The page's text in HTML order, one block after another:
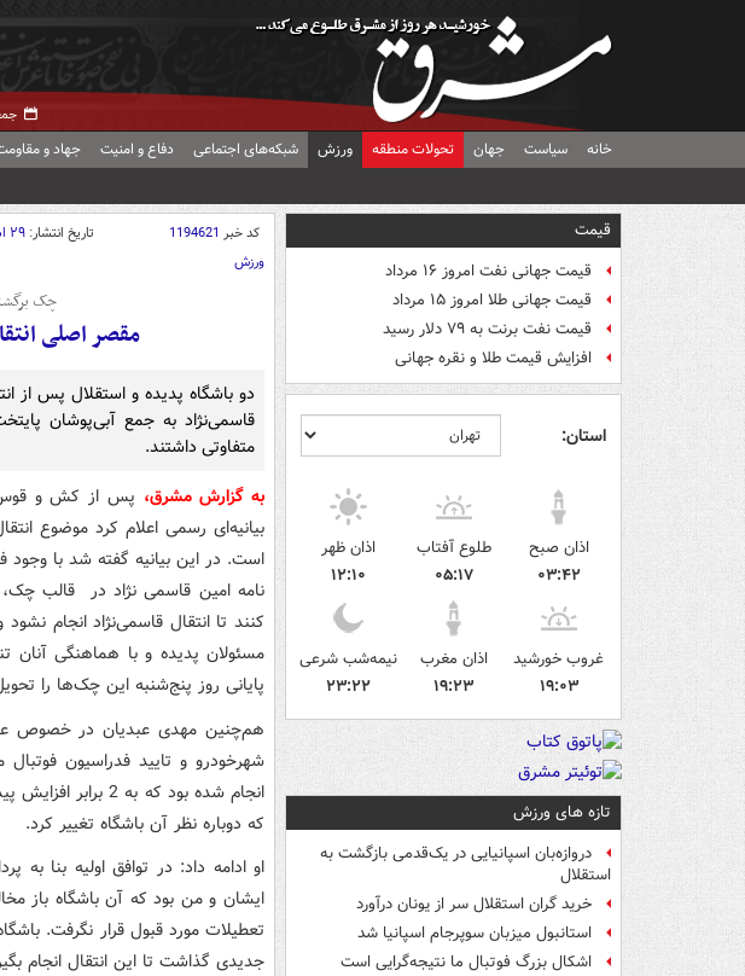
جمعه ۱۶
خانه سیاست جهان تحولات منطقه ورزش شبکه‌های اجتماعی دفاع و امنیت جهاد و
قیمت
قیمت جهانی نفت امروز ۱۶ مرداد
قیمت جهانی طلا امروز ۱۵ مرداد
قیمت نفت برنت به ۷۹ دلار رسید
افزایش قیمت طلا و نقره جهانی
استان:
اذان صبح
۰۳:۴۲
طلوع آفتاب
۰۵:۱۷
اذان ظهر
۱۲:۱۰
غروب خورشید
۱۹:۰۳
اذان مغرب
۱۹:۲۳
نیمه‌شب شرعی
۲۳:۲۲
تازه های ورزش
دروازه‌بان اسپانیایی در یک‌قدمی بازگشت به
استقلال
خرید گران استقلال سر از یونان درآورد
استانبول میزبان سوپرجام اسپانیا شد
اشکال بزرگ فوتبال ما نتیجه‌گرایی است
کد خبر 1194621 تاریخ انتشار: ۲۹ اسفند ۱۳۹۹ - ۱۴:۵۷
ورزش
چک
مقصر اصلی
دو باشگاه پدیده و استقلال پس از
قاسمی‌نژاد به جمع آبی‌پوشان
متفاوتی داشتند.
به گزارش مشرق، پس از کش و
بیانیه‌ای رسمی اعلام کرد موضوع
است. در این بیانیه گفته شد با
نامه امین قاسمی نژاد در قالب
کنند تا انتقال قاسمی‌نژاد انجام
مسئولان پدیده و با هماهنگی آنان
پایانی روز پنج‌شنبه این چک‌ها را
هم‌چنین مهدی عبدیان در خصوص
شهرخودرو و تایید فدراسیون
انجام شده بود که
که دوباره نظر آن باشگاه تغییر کرد.
او ادامه داد: در توافق اولیه بنا
ایشان و من بود که آن باشگاه باز
تعطیلات مورد قبول قرار نگرفت.
جدیدی گذاشت تا این انتقال انجام